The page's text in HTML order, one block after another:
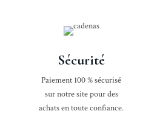
Sécurité
Paiement 100 % sécurisé
sur notre site pour des
achats en toute confiance.